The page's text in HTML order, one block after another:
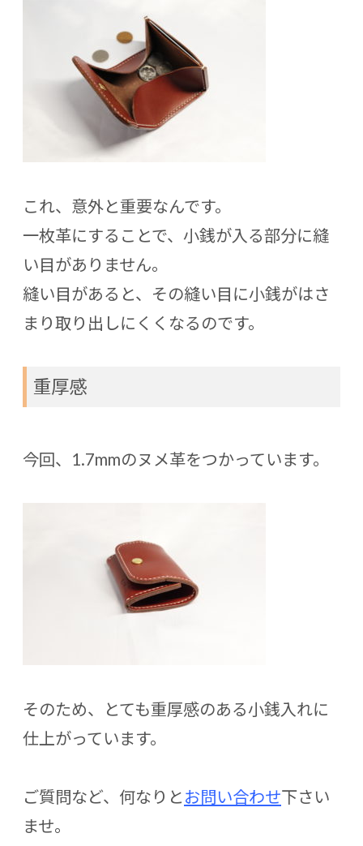
これ、意外と重要なんです。
一枚革にすることで、小銭が入る部分に縫
い目がありません。
縫い目があると、その縫い目に小銭がはさ
まり取り出しにくくなるのです。
重厚感
今回、1.7mmのヌメ革をつかっています。
そのため、とても重厚感のある小銭入れに
仕上がっています。
ご質問など、何なりと お問い合わせ下さい
ませ。